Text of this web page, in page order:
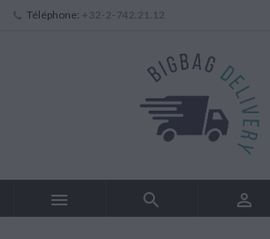
Téléphone: +32-2-742.21.12
  